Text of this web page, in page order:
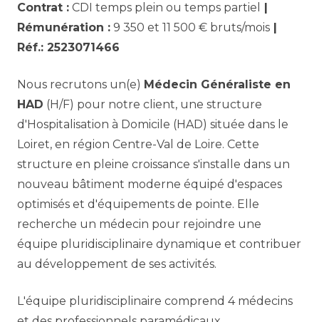
Contrat : CDI temps plein ou temps partiel
|
Rémunération : 9 350 et 11 500 € bruts/mois |
Réf.: 2523071466
Nous recrutons un(e) Médecin Généraliste en
HAD (H/F) pour notre client, une structure
d'Hospitalisation à Domicile (HAD) située dans le
Loiret, en région Centre-Val de Loire. Cette
structure en pleine croissance s'installe dans un
nouveau bâtiment moderne équipé d'espaces
optimisés et d'équipements de pointe. Elle
recherche un médecin pour rejoindre une
équipe pluridisciplinaire dynamique et contribuer
au développement de ses activités.
L'équipe pluridisciplinaire comprend 4 médecins